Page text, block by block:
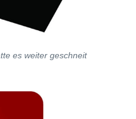
es weiter geschneit